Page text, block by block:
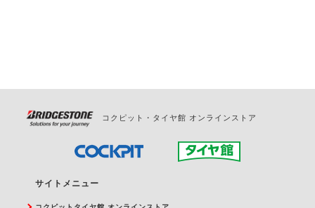
コクピット・タイヤ館 オンラインストア
サイトメニュー